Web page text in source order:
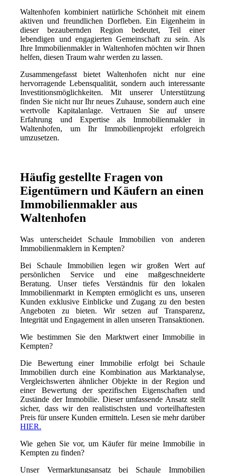
Waltenhofen kombiniert natürliche Schönheit mit einem
aktiven und freundlichen Dorfleben. Ein Eigenheim in
dieser bezaubernden Region bedeutet, Teil einer
lebendigen und engagierten Gemeinschaft zu sein. Als
Ihre Immobilienmakler in Waltenhofen möchten wir Ihnen
helfen, diesen Traum wahr werden zu lassen.
Zusammengefasst bietet Waltenhofen nicht nur eine
hervorragende Lebensqualität, sondern auch interessante
Investitionsmöglichkeiten. Mit unserer Unterstützung
finden Sie nicht nur Ihr neues Zuhause, sondern auch eine
wertvolle Kapitalanlage. Vertrauen Sie auf unsere
Erfahrung und Expertise als Immobilienmakler in
Waltenhofen, um Ihr Immobilienprojekt erfolgreich
umzusetzen.
Häufig gestellte Fragen von
Eigentümern und Käufern an einen
Immobilienmakler aus
Waltenhofen
Was unterscheidet Schaule Immobilien von anderen
Immobilienmaklern in Kempten?
Bei Schaule Immobilien legen wir großen Wert auf
persönlichen Service und eine maßgeschneiderte
Beratung. Unser tiefes Verständnis für den lokalen
Immobilienmarkt in Kempten ermöglicht es uns, unseren
Kunden exklusive Einblicke und Zugang zu den besten
Angeboten zu bieten. Wir setzen auf Transparenz,
Integrität und Engagement in allen unseren Transaktionen.
Wie bestimmen Sie den Marktwert einer Immobilie in
Kempten?
Die Bewertung einer Immobilie erfolgt bei Schaule
Immobilien durch eine Kombination aus Marktanalyse,
Vergleichswerten ähnlicher Objekte in der Region und
einer Bewertung der spezifischen Eigenschaften und
Zustände der Immobilie. Dieser umfassende Ansatz stellt
sicher, dass wir den realistischsten und vorteilhaftesten
Preis für unsere Kunden ermitteln. Lesen sie mehr darüber
HIER.
Wie gehen Sie vor, um Käufer für meine Immobilie in
Kempten zu finden?
Unser Vermarktungsansatz bei Schaule Immobilien